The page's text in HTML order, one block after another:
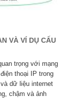
VÀ VÍ DỤ CẤU
trọng với mạng
thoại IP trong
dữ liệu internet
chậm và ảnh